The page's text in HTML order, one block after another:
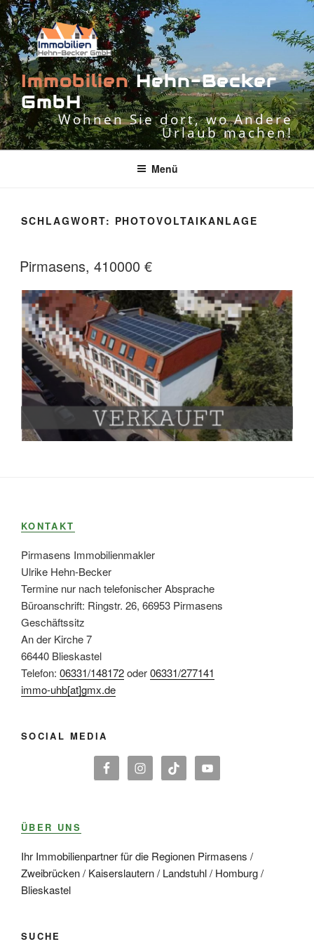
Zum
Inhalt
springen
Immobilien Hehn-Becker
GmbH
Wohnen Sie dort, wo Andere
Urlaub machen!
Menü
SCHLAGWORT: PHOTOVOLTAIKANLAGE
Pirmasens, 410000 €
KONTAKT
Pirmasens Immobilienmakler
Ulrike Hehn-Becker
Termine nur nach telefonischer Absprache
Büroanschrift: Ringstr. 26, 66953 Pirmasens
Geschäftssitz
An der Kirche 7
66440 Blieskastel
Telefon: 06331/148172oder06331/277141
immo-uhb[at]gmx.de
SOCIAL MEDIA
ÜBER UNS
Ihr Immobilienpartner für die Regionen Pirmasens /
Zweibrücken / Kaiserslautern / Landstuhl / Homburg /
Blieskastel
SUCHE